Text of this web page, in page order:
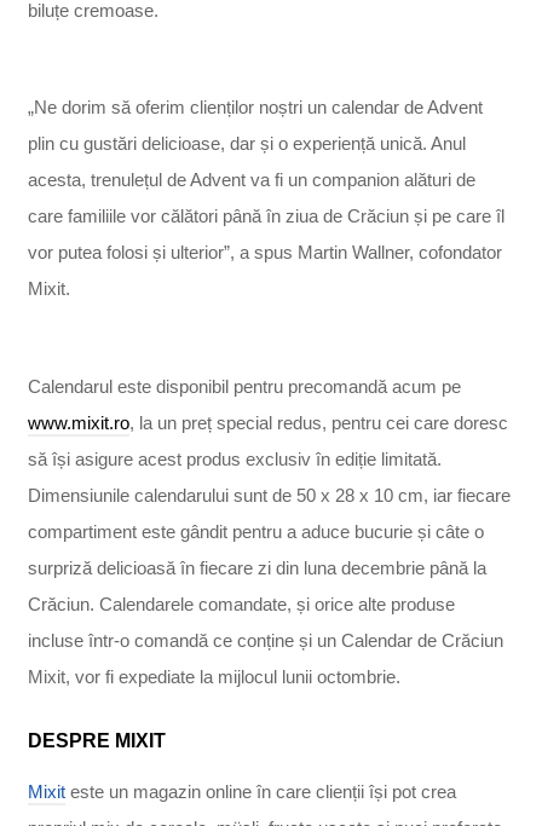
biluțe cremoase.
„Ne dorim să oferim clienților noștri un calendar de Advent
plin cu gustări delicioase, dar și o experiență unică. Anul
acesta, trenulețul de Advent va fi un companion alături de
care familiile vor călători până în ziua de Crăciun și pe care îl
vor putea folosi și ulterior”, a spus Martin Wallner, cofondator
Mixit.
Calendarul este disponibil pentru precomandă acum pe
www.mixit.ro, la un preț special redus, pentru cei care doresc
să își asigure acest produs exclusiv în ediție limitată.
Dimensiunile calendarului sunt de 50 x 28 x 10 cm, iar fiecare
compartiment este gândit pentru a aduce bucurie și câte o
surpriză delicioasă în fiecare zi din luna decembrie până la
Crăciun. Calendarele comandate, și orice alte produse
incluse într-o comandă ce conține și un Calendar de Crăciun
Mixit, vor fi expediate la mijlocul lunii octombrie.
DESPRE MIXIT
Mixit este un magazin online în care clienții își pot crea